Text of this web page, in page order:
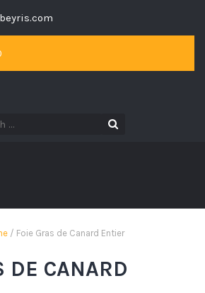
/ Foie Gras de Canard Entier
DE CANARD